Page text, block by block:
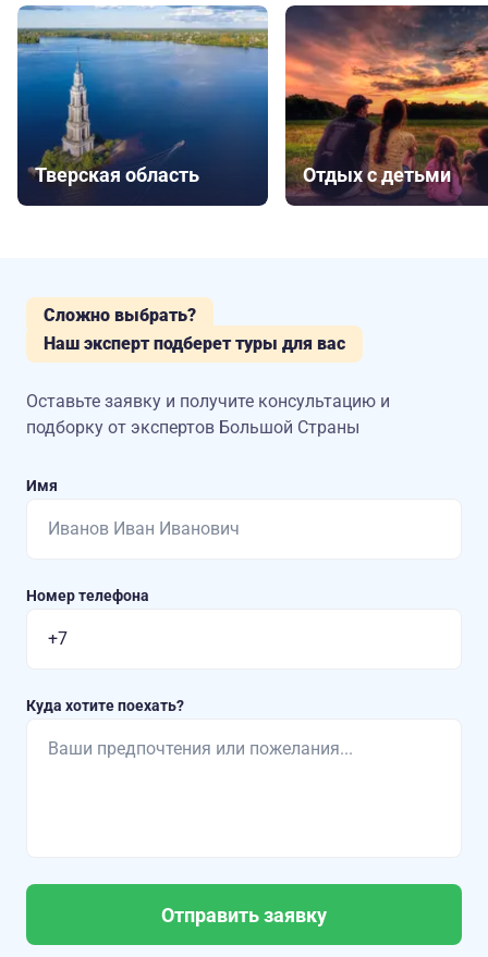
Тверская область Отдых с детьми
Сложно выбрать?
Наш эксперт подберет туры для вас
Оставьте заявку и получите консультацию и
подборку от экспертов Большой Страны
Имя
Номер телефона
Куда хотите поехать?
Отправить заявку